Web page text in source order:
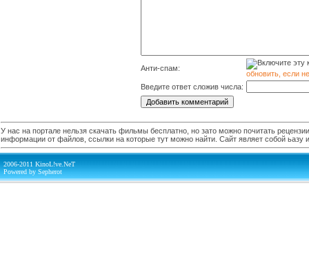
Анти-спам:
обновить, если
Введите ответ сложив числа:
У нас на портале нельзя скачать фильмы бесплатно, но зато можно почитать
информации от файлов, ссылки на которые тут можно найти. Сайт являет собой
2006-2011 KinoL!ve.NeT
Powered by Sepherot